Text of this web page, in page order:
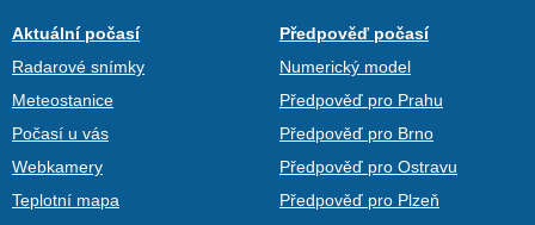
Aktuální počasí
Radarové snímky
Meteostanice
Počasí u vás
Webkamery
Teplotní mapa
Předpověď počasí
Numerický model
Předpověď pro Prahu
Předpověď pro Brno
Předpověď pro Ostravu
Předpověď pro Plzeň